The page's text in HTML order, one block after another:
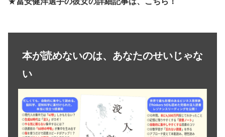
本が読めないのは、あなたのせいじゃな
い